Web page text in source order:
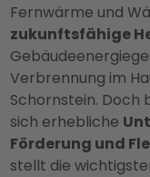
Fernwärme und
zukunftsfähige
Verbrennung im
Schornstein. Doch
sich erhebliche
Förderung und
stellt die